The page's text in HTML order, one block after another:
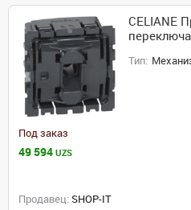
CELIANE
Тип:
Под заказ
49 594 UZS
Продавец: SHOP-IT